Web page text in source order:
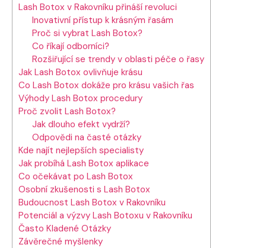
Lash Botox v Rakovníku přináší revoluci
Inovativní přístup k krásným řasám
Proč si vybrat Lash Botox?
Co říkají odborníci?
Rozšiřující se trendy v oblasti péče o řasy
Jak Lash Botox ovlivňuje krásu
Co Lash Botox dokáže pro krásu vašich řas
Výhody Lash Botox procedury
Proč zvolit Lash Botox?
Jak dlouho efekt vydrží?
Odpovědi na časté otázky
Kde najít nejlepších specialisty
Jak probíhá Lash Botox aplikace
Co očekávat po Lash Botox
Osobní zkušenosti s Lash Botox
Budoucnost Lash Botox v Rakovníku
Potenciál a výzvy Lash Botoxu v Rakovníku
Často Kladené Otázky
Závěrečné myšlenky